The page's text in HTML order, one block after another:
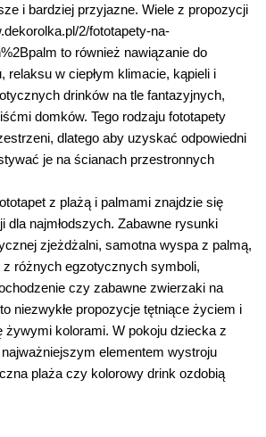
i bardziej przyjazne. Wiele z propozycji
2/fototapety-na-
to również nawiązanie do
relaksu w ciepłym klimacie, kąpieli i
drinków na tle fantazyjnych,
domków. Tego rodzaju fototapety
dlatego aby uzyskać odpowiedni
je na ścianach przestronnych
z plażą i palmami znajdzie się
dla najmłodszych. Zabawne rysunki
zjeżdżalni, samotna wyspa z palmą,
z różnych egzotycznych symboli,
czy zabawne zwierzaki na
niezwykłe propozycje tętniące życiem i
żywymi kolorami. W pokoju dziecka z
elementem wystroju
plaża czy kolorowy drink ozdobią